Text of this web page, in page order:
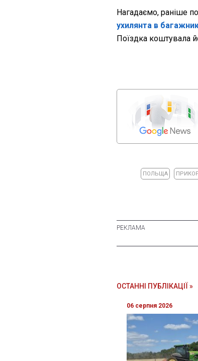
Нагадаємо, раніше
ухилянта в
Поїздка коштувала
ПОЛЬЩА
ОСТАННІ ПУБЛІКАЦІЇ »
06 серпня 2026